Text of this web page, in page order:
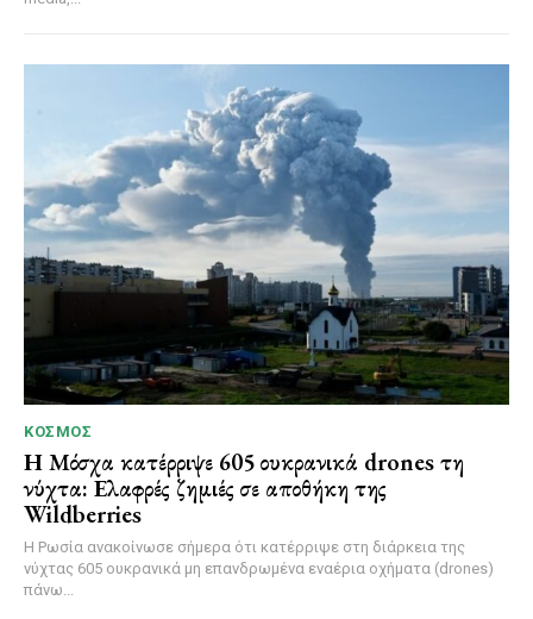
ΚΌΣΜΟΣ
Η Μόσχα κατέρριψε 605 ουκρανικά drones τη
νύχτα: Ελαφρές ζημιές σε αποθήκη της
Wildberries
Η Ρωσία ανακοίνωσε σήμερα ότι κατέρριψε στη διάρκεια της
νύχτας 605 ουκρανικά μη επανδρωμένα εναέρια οχήματα (drones)
πάνω...